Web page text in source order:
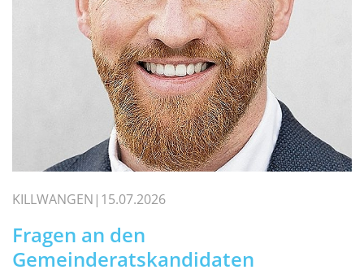
KILLWANGEN 15.07.2026
Fragen an den
Gemeinderatskandidaten